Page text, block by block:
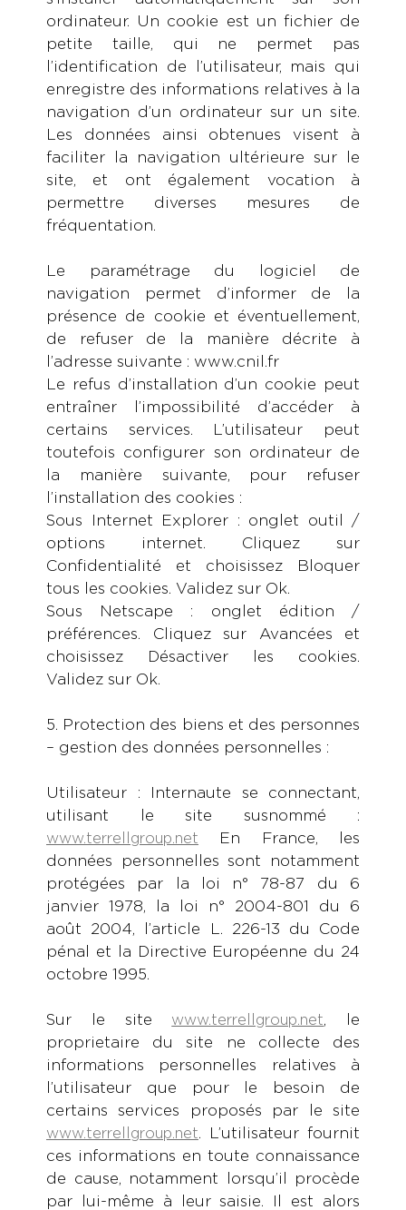
ordinateur. Un cookie est un fichier de
petite taille, qui ne permet pas
l’identification de l’utilisateur, mais qui
enregistre des informations relatives à la
navigation d’un ordinateur sur un site.
Les données ainsi obtenues visent à
faciliter la navigation ultérieure sur le
site, et ont également vocation à
permettre diverses mesures de
fréquentation.
Le paramétrage du logiciel de
navigation permet d’informer de la
présence de cookie et éventuellement,
de refuser de la manière décrite à
l’adresse suivante : www.cnil.fr
Le refus d’installation d’un cookie peut
entraîner l’impossibilité d’accéder à
certains services. L’utilisateur peut
toutefois configurer son ordinateur de
la manière suivante, pour refuser
l’installation des cookies :
Sous Internet Explorer : onglet outil /
options internet. Cliquez sur
Confidentialité et choisissez Bloquer
tous les cookies. Validez sur Ok.
Sous Netscape : onglet édition /
préférences. Cliquez sur Avancées et
choisissez Désactiver les cookies.
Validez sur Ok.
5. Protection des biens et des personnes
– gestion des données personnelles :
Utilisateur : Internaute se connectant,
utilisant le site susnommé :
www.terrellgroup.net En France, les
données personnelles sont notamment
protégées par la loi n° 78-87 du 6
janvier 1978, la loi n° 2004-801 du 6
août 2004, l’article L. 226-13 du Code
pénal et la Directive Européenne du 24
octobre 1995.
Sur le site www.terrellgroup.net, le
proprietaire du site ne collecte des
informations personnelles relatives à
l’utilisateur que pour le besoin de
certains services proposés par le site
www.terrellgroup.net. L’utilisateur fournit
ces informations en toute connaissance
de cause, notamment lorsqu’il procède
par lui-même à leur saisie. Il est alors